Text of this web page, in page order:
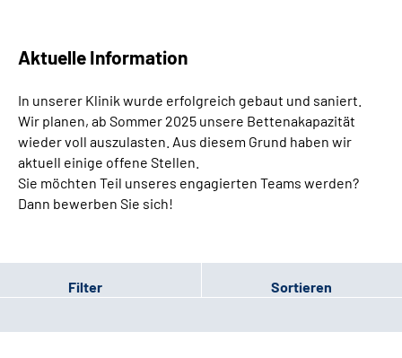
Aktuelle Information
In unserer Klinik wurde erfolgreich gebaut und saniert.
Wir planen, ab Sommer 2025 unsere Bettenakapazität
wieder voll auszulasten. Aus diesem Grund haben wir
aktuell einige offene Stellen.
Sie möchten Teil unseres engagierten Teams werden?
Dann bewerben Sie sich!
Filter Sortieren